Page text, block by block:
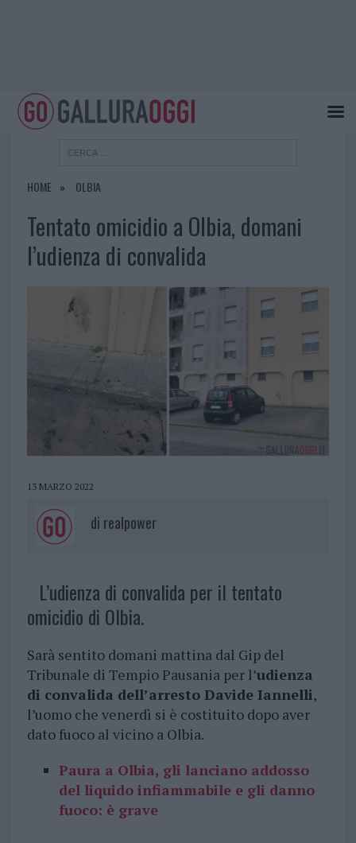
HOME OLBIA
Tentato omicidio a Olbia, domani
l’udienza di convalida
13 MARZO 2022
di realpower
L’udienza di convalida per il tentato
omicidio di Olbia.
Sarà sentito domani mattina dal Gip del
Tribunale di Tempio Pausania per l’udienza
di convalida dell’arresto Davide Iannelli,
l’uomo che venerdì si è costituito dopo aver
dato fuoco al vicino a Olbia.
Paura a Olbia, gli lanciano addosso
del liquido infiammabile e gli danno
fuoco: è grave